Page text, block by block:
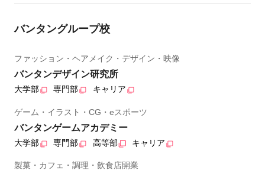
バンタングループ校
ファッション・ヘアメイク・デザイン・映像
バンタンデザイン研究所
大学部 専門部 キャリア
ゲーム・イラスト・CG・eスポーツ
バンタンゲームアカデミー
大学部 専門部 高等部 キャリア
製菓・カフェ・調理・飲食店開業